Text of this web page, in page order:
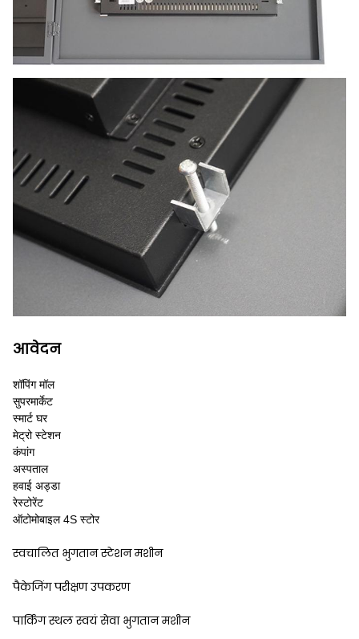
आवेदन
शॉपिंग मॉल
सुपरमार्केट
स्मार्ट घर
मेट्रो स्टेशन
कंपांग
अस्पताल
हवाई अड्डा
रेस्टोरेंट
ऑटोमोबाइल 4S स्टोर
स्वचालित भुगतान स्टेशन मशीन
पैकेजिंग परीक्षण उपकरण
पार्किंग स्थल स्वयं सेवा भुगतान मशीन